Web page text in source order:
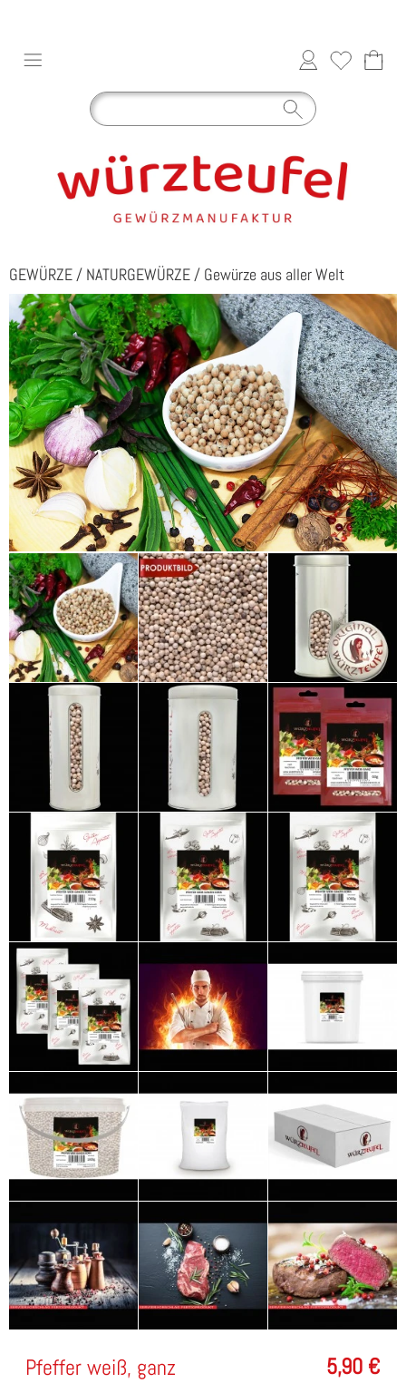
GEWÜRZE / NATURGEWÜRZE / Gewürze aus aller Welt
5,90 €
Pfeffer weiß, ganz